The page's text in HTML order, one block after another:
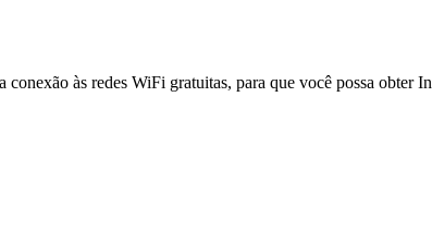
às redes WiFi gratuitas, para que você possa obter